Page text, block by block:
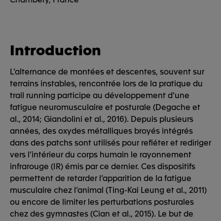
Introduction
L’alternance de montées et descentes, souvent sur
terrains instables, rencontrée lors de la pratique du
trail running participe au développement d’une
fatigue neuromusculaire et posturale (Degache et
al., 2014; Giandolini et al., 2016). Depuis plusieurs
années, des oxydes métalliques broyés intégrés
dans des patchs sont utilisés pour refléter et rediriger
vers l’intérieur du corps humain le rayonnement
infrarouge (IR) émis par ce dernier. Ces dispositifs
permettent de retarder l’apparition de la fatigue
musculaire chez l’animal (Ting-Kai Leung et al., 2011)
ou encore de limiter les perturbations posturales
chez des gymnastes (Cian et al., 2015). Le but de